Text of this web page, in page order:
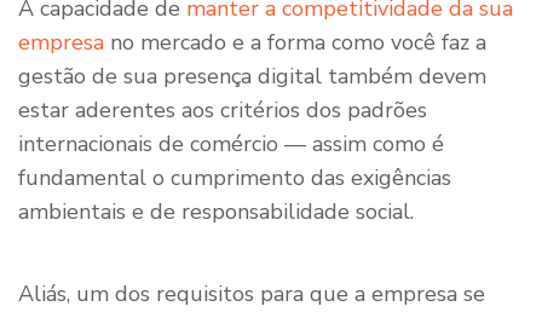
A capacidade de manter a competitividade da sua
empresa no mercado e a forma como você faz a
gestão de sua presença digital também devem
estar aderentes aos critérios dos padrões
internacionais de comércio — assim como é
fundamental o cumprimento das exigências
ambientais e de responsabilidade social.
Aliás, um dos requisitos para que a empresa se